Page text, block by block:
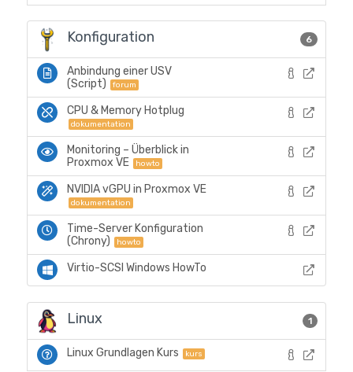
Konfiguration 6
Anbindung einer USV
(Script)
forum
CPU & Memory Hotplug
dokumentation
Monitoring – Überblick in
Proxmox VE
howto
NVIDIA vGPU in Proxmox VE
dokumentation
Time-Server Konfiguration
(Chrony)
howto
Virtio-SCSI Windows HowTo
Linux 1
Linux Grundlagen Kurs kurs